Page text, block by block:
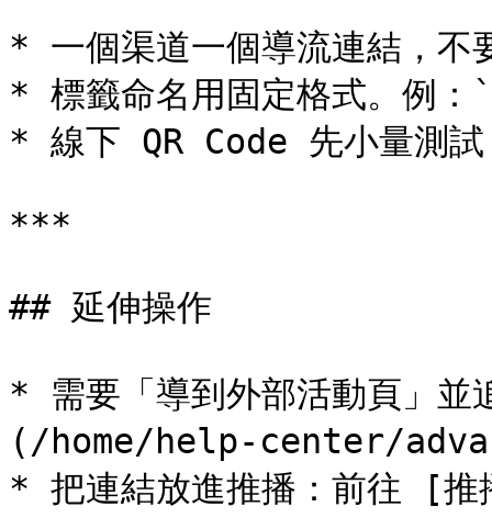
* 一個渠道一個導流連結，不
* 標籤命名用固定格式。例
* 線下 QR Code 先小量測試
***
## 延伸操作
* 需要「導到外部活動頁」
(/home/help-center/
* 把連結放進推播：前往 [